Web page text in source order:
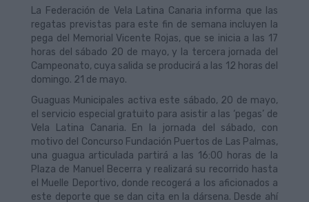
La Federación de Vela Latina Canaria informa que las
regatas previstas para este fin de semana incluyen la
pega del Memorial Vicente Rojas, que se inicia a las 17
horas del sábado 20 de mayo, y la tercera jornada del
Campeonato, cuya salida se producirá a las 12 horas del
domingo. 21 de mayo.
Guaguas Municipales activa este sábado, 20 de mayo,
el servicio especial gratuito para asistir a las ‘pegas’ de
Vela Latina Canaria. En la jornada del sábado, con
motivo del Concurso Fundación Puertos de Las Palmas,
una guagua articulada partirá a las 16:00 horas de la
Plaza de Manuel Becerra y realizará su recorrido hasta
el Muelle Deportivo, donde recogerá a los aficionados a
este deporte que se dan cita en la dársena. Desde ahí